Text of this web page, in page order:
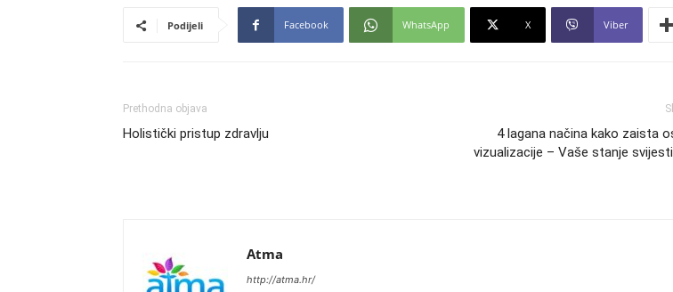
Podijeli Facebook WhatsApp X Viber
Prethodna objava
Holistički pristup zdravlju
4 lagana načina kako zaista
vizualizacije – Vaše stanje
Atma
http://atma.hr/